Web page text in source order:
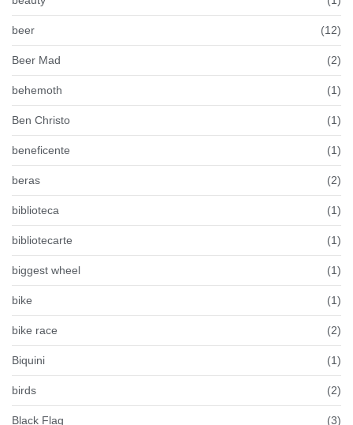
beer (12)
Beer Mad (2)
behemoth (1)
Ben Christo (1)
beneficente (1)
beras (2)
biblioteca (1)
bibliotecarte (1)
biggest wheel (1)
bike (1)
bike race (2)
Biquini (1)
birds (2)
Black Flag (3)